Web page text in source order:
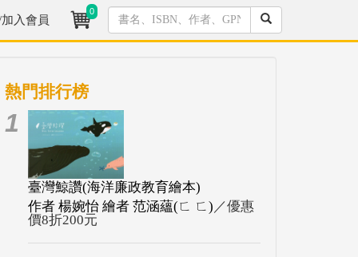
入會員
0
熱門排行榜
1
臺灣鯨讚(海洋廉政教育繪本)
作者 楊婉怡 繪者 范涵蘊(ㄈ ㄈ) ／優惠
價8折200元